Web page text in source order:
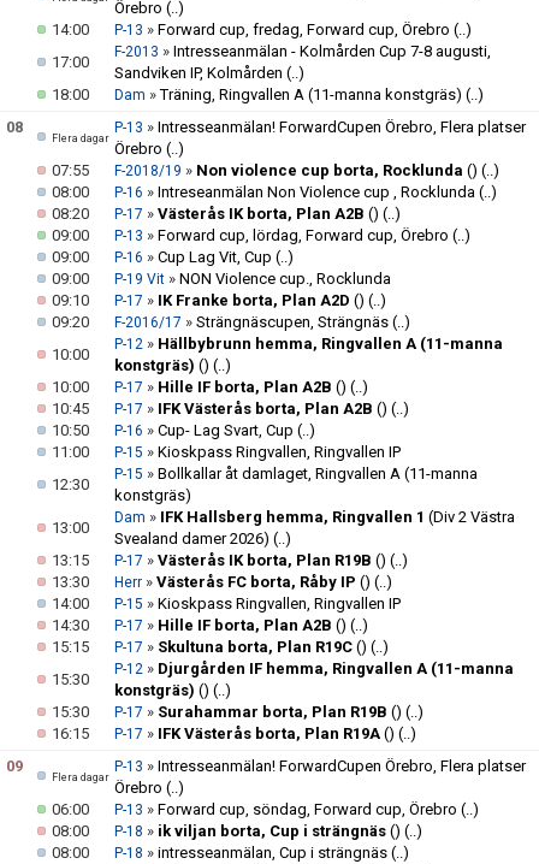
Örebro (..)
14:00
P-13 » Forward cup, fredag, Forward cup, Örebro (..)
17:00
F-2013 » Intresseanmälan - Kolmården Cup 7-8 augusti,
Sandviken IP, Kolmården (..)
18:00
Dam »Träning, Ringvallen A (11-manna konstgräs) (..)
08
Flera dagar
P-13 » Intresseanmälan! ForwardCupen Örebro, Flera platser
Örebro (..)
07:55
F-2018/19 » Non violence cup borta, Rocklunda () (..)
08:00
P-16 » Intreseanmälan Non Violence cup , Rocklunda (..)
08:20
P-17 » Västerås IK borta, Plan A2B () (..)
09:00
P-13 » Forward cup, lördag, Forward cup, Örebro (..)
09:00
P-16 » Cup Lag Vit, Cup (..)
09:00
P-19 Vit » NON Violence cup., Rocklunda
09:10
P-17 » IK Franke borta, Plan A2D () (..)
09:20
F-2016/17 » Strängnäscupen, Strängnäs (..)
10:00
P-12 » Hällbybrunn hemma, Ringvallen A (11-manna
konstgräs) () (..)
10:00
P-17 » Hille IF borta, Plan A2B () (..)
10:45
P-17 » IFK Västerås borta, Plan A2B () (..)
10:50
P-16 » Cup- Lag Svart, Cup (..)
11:00
P-15 » Kioskpass Ringvallen, Ringvallen IP
12:30
P-15 » Bollkallar åt damlaget, Ringvallen A (11-manna
konstgräs)
13:00
Dam » IFK Hallsberg hemma, Ringvallen 1 (Div 2 Västra
Svealand damer 2026) (..)
13:15
P-17 » Västerås IK borta, Plan R19B () (..)
13:30
Herr » Västerås FC borta, Råby IP () (..)
14:00
P-15 » Kioskpass Ringvallen, Ringvallen IP
14:30
P-17 » Hille IF borta, Plan A2B () (..)
15:15
P-17 » Skultuna borta, Plan R19C () (..)
15:30
P-12 » Djurgården IF hemma, Ringvallen A (11-manna
konstgräs) () (..)
15:30
P-17 » Surahammar borta, Plan R19B () (..)
16:15
P-17 » IFK Västerås borta, Plan R19A () (..)
09
Flera dagar
P-13 » Intresseanmälan! ForwardCupen Örebro, Flera platser
Örebro (..)
06:00
P-13 » Forward cup, söndag, Forward cup, Örebro (..)
08:00
P-18 » ik viljan borta, Cup i strängnäs () (..)
08:00
P-18 » intresseanmälan, Cup i strängnäs (..)